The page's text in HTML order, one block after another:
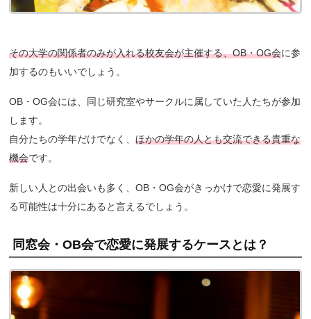
その大学の関係者のみが入れる校友会が主催する、OB・OG会に参
加するのもいいでしょう。
OB・OG会には、同じ研究室やサークルに属していた人たちが参加
します。
自分たちの学年だけでなく、ほかの学年の人とも交流できる貴重な
機会です。
新しい人との出会いも多く、OB・OG会がきっかけで恋愛に発展す
る可能性は十分にあると言えるでしょう。
同窓会・OB会で恋愛に発展するケースとは？